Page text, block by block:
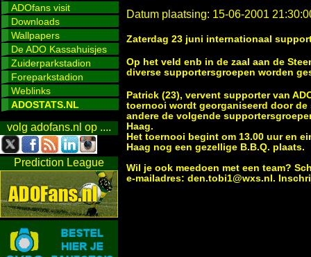
ADOfans visit
Downloads
Wallpapers
De ADO Kassahuisjes
Zuiderparkstadion
Foreparkstadion
Weblinks
ADOSTATS.NL
volg adofans.nl op ....
Prediction League
Datum plaatsing: 15-06-2001
Zaterdag 23 juni internationaal
Op het veld enb in de zaal aan de
diverse supportersgroepen worden
Patrick (23), vervent supporter van
toernooi wordt georganiseerd door de
andere de volgende
Haag.
Het toernooi begint om 13.00 uur en
Haag nog een gezellige B.B.Q. plaats.
Wil je ook meedoen met een team?
e-mailadres: den.tobi1@wxs.nl.